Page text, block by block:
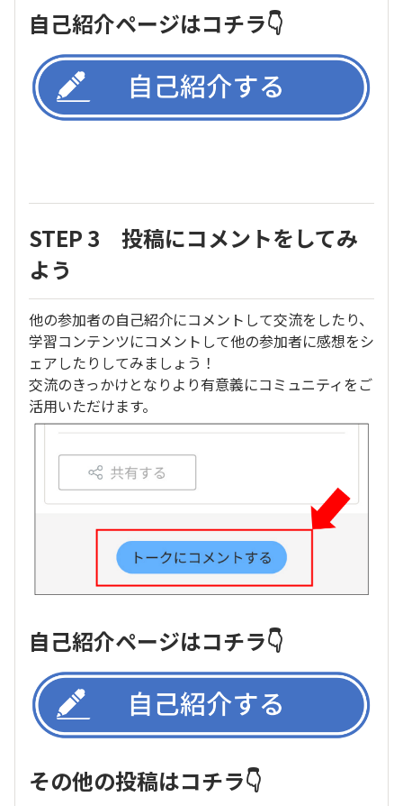
自己紹介ページはコチラ👇
STEP 3 投稿にコメントをしてみ
よう
他の参加者の自己紹介にコメントして交流をしたり、
学習コンテンツにコメントして他の参加者に感想をシ
ェアしたりしてみましょう！
交流のきっかけとなりより有意義にコミュニティをご
活用いただけます。
自己紹介ページはコチラ👇
その他の投稿はコチラ👇